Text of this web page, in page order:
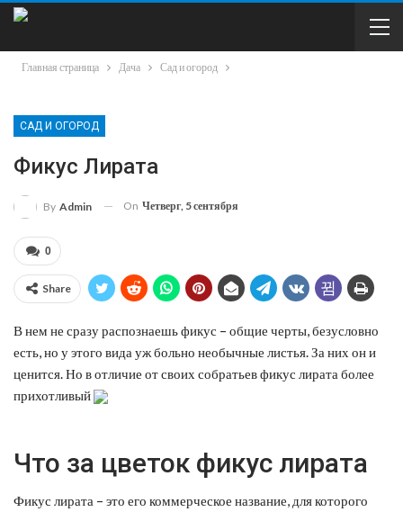
Главная страница Дача Сад и огород
САД И ОГОРОД
Фикус Лирата
By Admin On Четверг, 5 сентября
0
Share
В нем не сразу распознаешь фикус – общие черты, безусловно
есть, но у этого вида уж больно необычные листья. За них он и
ценится. Но в отличие от своих собратьев фикус лирата более
прихотливый
Что за цветок фикус лирата
Фикус лирата – это его коммерческое название, для которого